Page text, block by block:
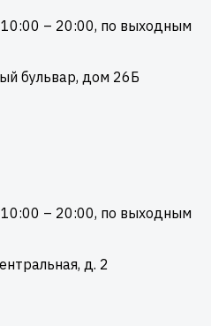
– 20:00, по выходным
бульвар, дом 26Б
– 20:00, по выходным
д. 2